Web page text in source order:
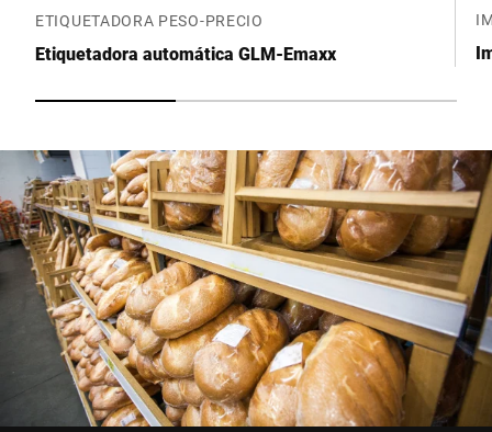
ETIQUETADORA PESO-PRECIO
Etiquetadora automática GLM-Emaxx